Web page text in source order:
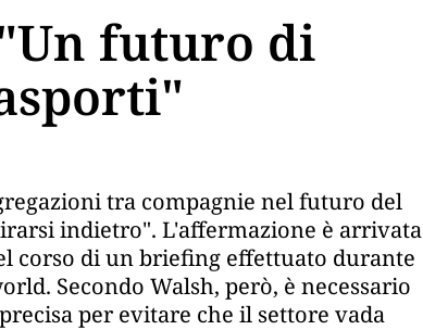
futuro di
tra compagnie nel futuro del
indietro". L'affermazione è arrivata
corso di un briefing effettuato durante
Secondo Walsh, però, è necessario
per evitare che il settore vada